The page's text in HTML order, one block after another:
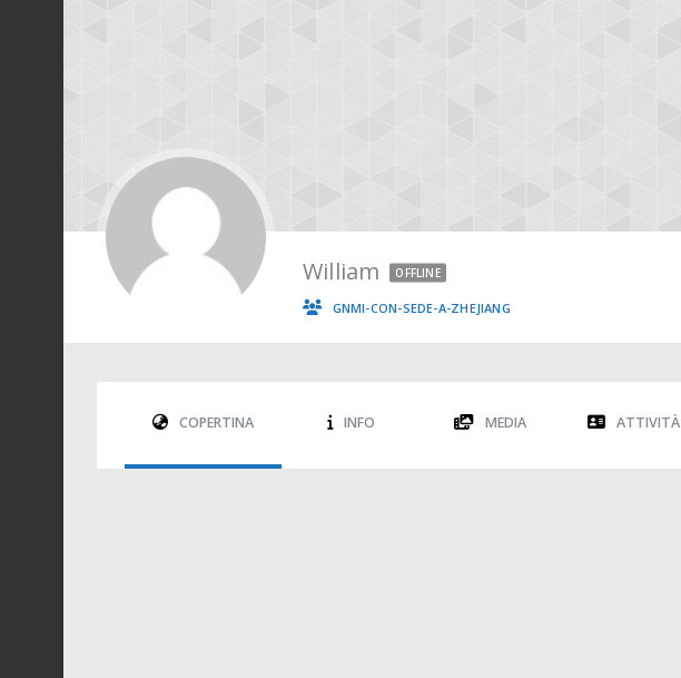
William OFFLINE
GNMI-CON-SEDE-A-ZHEJIANG
COPERTINA INFO MEDIA ATTIVITÀ